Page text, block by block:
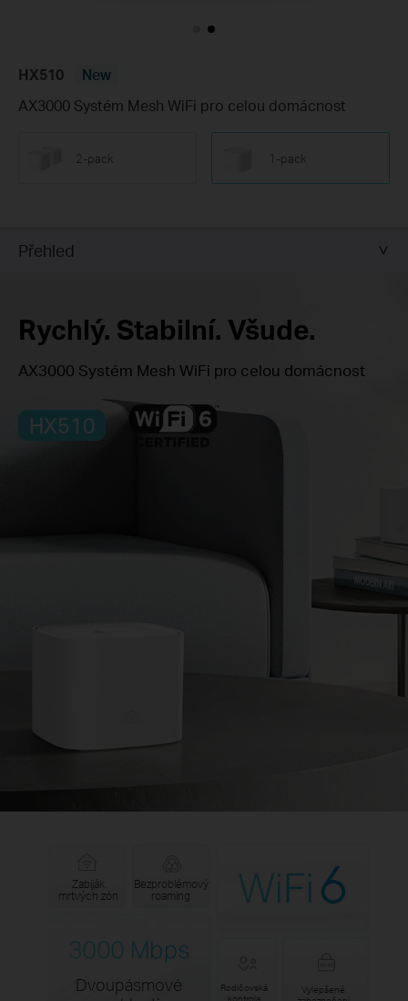
HX510
New
AX3000 Systém Mesh WiFi pro celou domácnost
2-pack 1-pack
Přehled
Rychlý. Stabilní. Všude.
AX3000 Systém Mesh WiFi pro celou domácnost
HX510
Zabiják
mrtvých zón
Bezproblémový
roaming
Dvoupásmové
Rodičovská
kontrola
Vylepšené